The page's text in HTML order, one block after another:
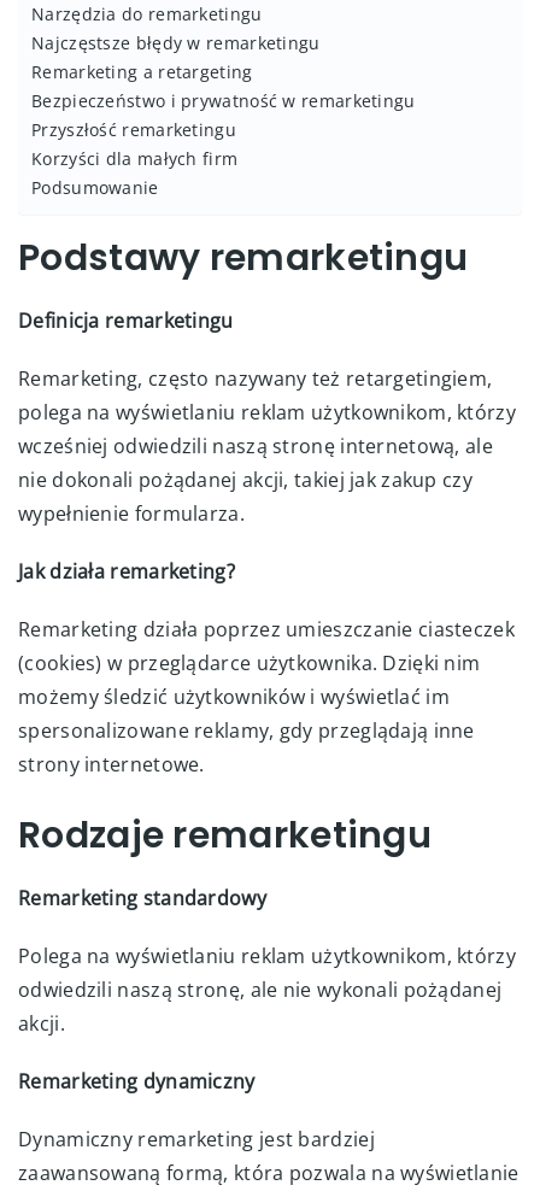
Narzędzia do remarketingu
Najczęstsze błędy w remarketingu
Remarketing a retargeting
Bezpieczeństwo i prywatność w remarketingu
Przyszłość remarketingu
Korzyści dla małych firm
Podsumowanie
Podstawy remarketingu
Definicja remarketingu
Remarketing, często nazywany też retargetingiem,
polega na wyświetlaniu reklam użytkownikom, którzy
wcześniej odwiedzili naszą stronę internetową, ale
nie dokonali pożądanej akcji, takiej jak zakup czy
wypełnienie formularza.
Jak działa remarketing?
Remarketing działa poprzez umieszczanie ciasteczek
(cookies) w przeglądarce użytkownika. Dzięki nim
możemy śledzić użytkowników i wyświetlać im
spersonalizowane reklamy, gdy przeglądają inne
strony internetowe.
Rodzaje remarketingu
Remarketing standardowy
Polega na wyświetlaniu reklam użytkownikom, którzy
odwiedzili naszą stronę, ale nie wykonali pożądanej
akcji.
Remarketing dynamiczny
Dynamiczny remarketing jest bardziej
zaawansowaną formą, która pozwala na wyświetlanie